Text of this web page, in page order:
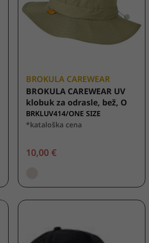
BROKULA CAREWEAR
BROKULA CAREWEAR UV
klobuk za odrasle, bež, O
BRKLUV414/ONE SIZE
*kataloška cena
10,00 €